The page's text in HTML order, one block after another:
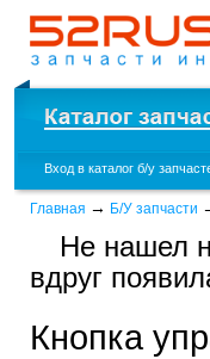
Вход в каталог б/у
Главная → Б/У запчасти
Не нашел
вдруг
Кнопка